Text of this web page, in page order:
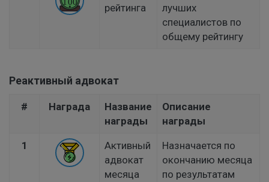
рейтинга
лучших
специалистов по
общему рейтингу
Реактивный адвокат
# Награда
Название
награды
Описание
награды
1
Активный
адвокат
месяца
Назначается по
окончанию месяца
по результатам